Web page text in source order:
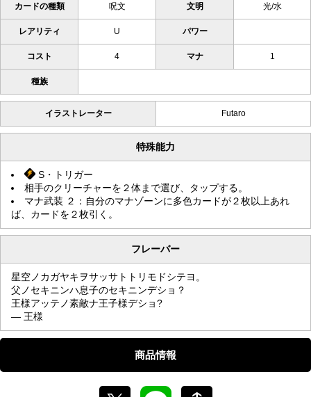
カードの種類 呪文 文明 光/水
レアリティ U パワー
コスト 4 マナ 1
種族
イラストレーター Futaro
特殊能力
S・トリガー
相手のクリーチャーを２体まで選び、タップする。
マナ武装 ２：自分のマナゾーンに多色カードが２枚以上あれ
ば、カードを２枚引く。
フレーバー
星空ノカガヤキヲサッサトトリモドシテヨ。
父ノセキニンハ息子のセキニンデショ？
王様アッテノ素敵ナ王子様デショ?
— 王様
商品情報